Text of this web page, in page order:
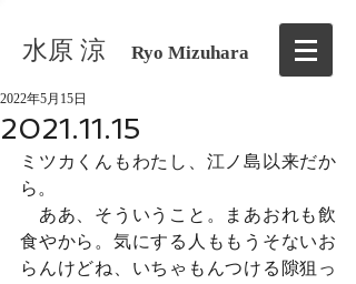
水原 涼 Ryo Mizuhara
2021.11.15
2022年5月15日
ミツカくんもわたし、江ノ島以来だか
ら。
ああ、そういうこと。まあおれも飲
食やから。気にする人ももうそないお
らんけどね、いちゃもんつける隙狙っ